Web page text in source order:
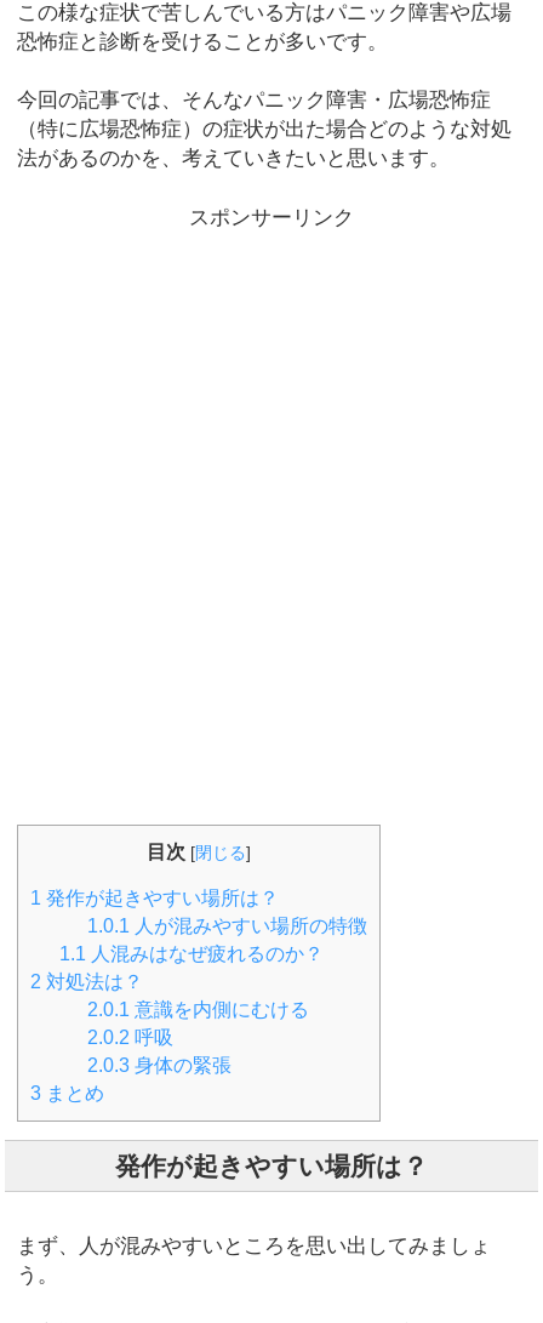
この様な症状で苦しんでいる方はパニック障害や広場
恐怖症と診断を受けることが多いです。
今回の記事では、そんなパニック障害・広場恐怖症
（特に広場恐怖症）の症状が出た場合どのような対処
法があるのかを、考えていきたいと思います。
スポンサーリンク
目次 [閉じる]
1 発作が起きやすい場所は？
1.0.1 人が混みやすい場所の特徴
1.1 人混みはなぜ疲れるのか？
2 対処法は？
2.0.1 意識を内側にむける
2.0.2 呼吸
2.0.3 身体の緊張
3 まとめ
発作が起きやすい場所は？
まず、人が混みやすいところを思い出してみましょ
う。